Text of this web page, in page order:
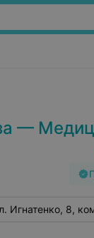
—
Игнатенко, 8,